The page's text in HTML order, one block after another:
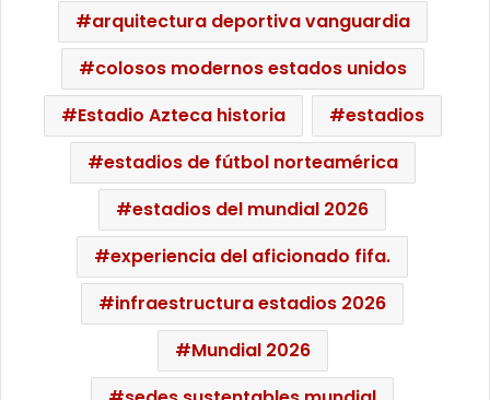
arquitectura deportiva vanguardia
colosos modernos estados unidos
Estadio Azteca historia
estadios
estadios de fútbol norteamérica
estadios del mundial 2026
experiencia del aficionado fifa.
infraestructura estadios 2026
Mundial 2026